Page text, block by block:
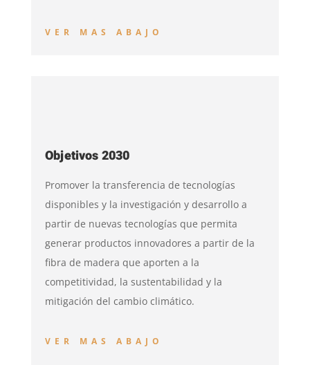
VER MAS ABAJO
Objetivos 2030
Promover la transferencia de tecnologías
disponibles y la investigación y desarrollo a
partir de nuevas tecnologías que permita
generar productos innovadores a partir de la
fibra de madera que aporten a la
competitividad, la sustentabilidad y la
mitigación del cambio climático.
VER MAS ABAJO